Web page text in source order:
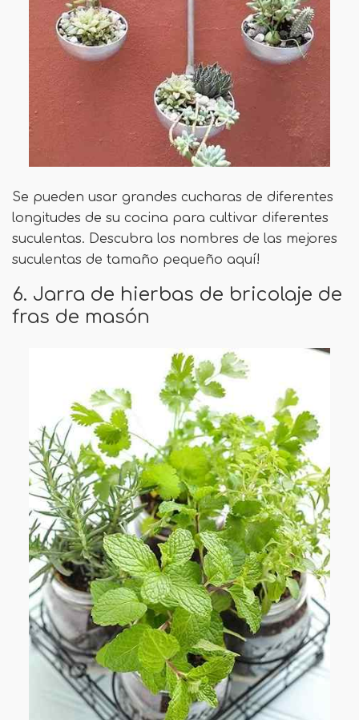
Se pueden usar grandes cucharas de diferentes
longitudes de su cocina para cultivar diferentes
suculentas. Descubra los nombres de las mejores
suculentas de tamaño pequeño aquí!
6. Jarra de hierbas de bricolaje de
fras de masón